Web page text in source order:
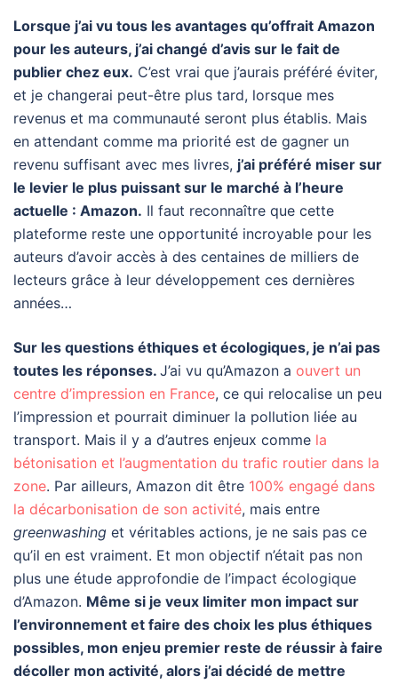
Lorsque j’ai vu tous les avantages qu’offrait Amazon
pour les auteurs, j’ai changé d’avis sur le fait de
publier chez eux. C’est vrai que j’aurais préféré éviter,
et je changerai peut-être plus tard, lorsque mes
revenus et ma communauté seront plus établis. Mais
en attendant comme ma priorité est de gagner un
revenu suffisant avec mes livres, j’ai préféré miser sur
le levier le plus puissant sur le marché à l’heure
actuelle : Amazon. Il faut reconnaître que cette
plateforme reste une opportunité incroyable pour les
auteurs d’avoir accès à des centaines de milliers de
lecteurs grâce à leur développement ces dernières
années…
Sur les questions éthiques et écologiques, je n’ai pas
toutes les réponses. J’ai vu qu’Amazon a ouvert un
centre d’impression en France, ce qui relocalise un peu
l’impression et pourrait diminuer la pollution liée au
transport. Mais il y a d’autres enjeux comme la
bétonisation et l’augmentation du trafic routier dans la
zone. Par ailleurs, Amazon dit être 100% engagé dans
la décarbonisation de son activité, mais entre
greenwashing et véritables actions, je ne sais pas ce
qu’il en est vraiment. Et mon objectif n’était pas non
plus une étude approfondie de l’impact écologique
d’Amazon. Même si je veux limiter mon impact sur
l’environnement et faire des choix les plus éthiques
possibles, mon enjeu premier reste de réussir à faire
décoller mon activité, alors j’ai décidé de mettre